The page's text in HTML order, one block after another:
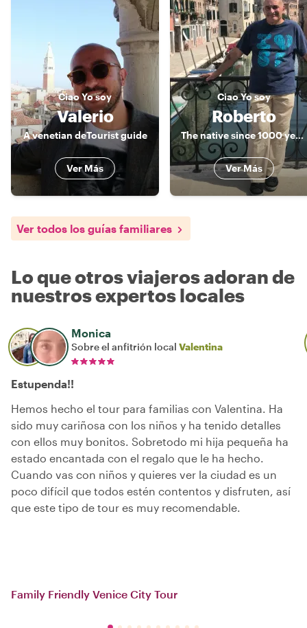
CiaoYo soy
Valerio
A venetian deTourist guide
Ver Más
CiaoYo soy
Roberto
The native since 1000 years
Ver Más
Ver todos los guías familiares
Lo que otros viajeros adoran de
nuestros expertos locales
Monica
Sobre el anfitrión local Valentina
Estupenda!!
Hemos hecho el tour para familias con Valentina. Ha
sido muy cariñosa con los niños y ha tenido detalles
con ellos muy bonitos. Sobretodo mi hija pequeña ha
estado encantada con el regalo que le ha hecho.
Cuando vas con niños y quieres ver la ciudad es un
poco difícil que todos estén contentos y disfruten, así
que este tipo de tour es muy recomendable.
Family Friendly Venice City Tour